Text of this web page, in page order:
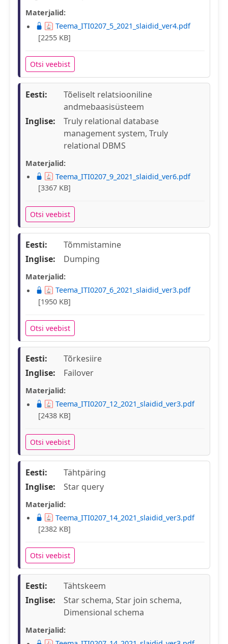
Materjalid:
Teema_ITI0207_5_2021_slaidid_ver4.pdf
[2255 KB]
Otsi veebist
Eesti:
Tõeliselt relatsiooniline
andmebaasisüsteem
Inglise:
Truly relational database
management system, Truly
relational DBMS
Materjalid:
Teema_ITI0207_9_2021_slaidid_ver6.pdf
[3367 KB]
Otsi veebist
Eesti:
Tõmmistamine
Inglise:
Dumping
Materjalid:
Teema_ITI0207_6_2021_slaidid_ver3.pdf
[1950 KB]
Otsi veebist
Eesti:
Tõrkesiire
Inglise:
Failover
Materjalid:
Teema_ITI0207_12_2021_slaidid_ver3.pdf
[2438 KB]
Otsi veebist
Eesti:
Tähtpäring
Inglise:
Star query
Materjalid:
Teema_ITI0207_14_2021_slaidid_ver3.pdf
[2382 KB]
Otsi veebist
Eesti:
Tähtskeem
Inglise:
Star schema, Star join schema,
Dimensional schema
Materjalid: